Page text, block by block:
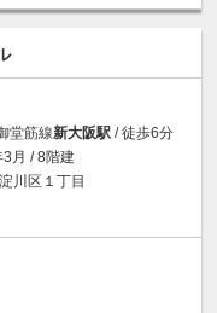
堂筋線新大阪駅 / 徒歩6分
月 / 8階建
川区１丁目